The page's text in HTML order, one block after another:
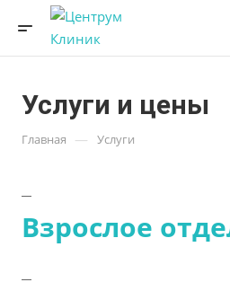
Услуги и цены
Главная — Услуги
Взрослое